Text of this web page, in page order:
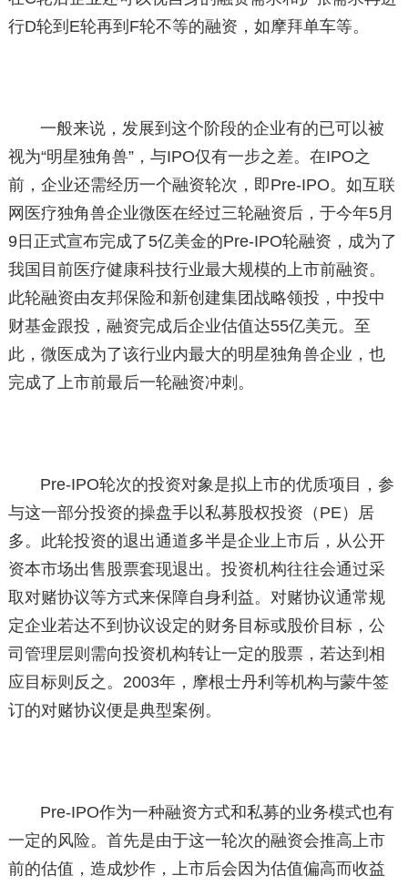
行D轮到E轮再到F轮不等的融资，如摩拜单车等。
一般来说，发展到这个阶段的企业有的已可以被
视为“明星独角兽”，与IPO仅有一步之差。在IPO之
前，企业还需经历一个融资轮次，即Pre-IPO。如互联
网医疗独角兽企业微医在经过三轮融资后，于今年5月
9日正式宣布完成了5亿美金的Pre-IPO轮融资，成为了
我国目前医疗健康科技行业最大规模的上市前融资。
此轮融资由友邦保险和新创建集团战略领投，中投中
财基金跟投，融资完成后企业估值达55亿美元。至
此，微医成为了该行业内最大的明星独角兽企业，也
完成了上市前最后一轮融资冲刺。
Pre-IPO轮次的投资对象是拟上市的优质项目，参
与这一部分投资的操盘手以私募股权投资（PE）居
多。此轮投资的退出通道多半是企业上市后，从公开
资本市场出售股票套现退出。投资机构往往会通过采
取对赌协议等方式来保障自身利益。对赌协议通常规
定企业若达不到协议设定的财务目标或股价目标，公
司管理层则需向投资机构转让一定的股票，若达到相
应目标则反之。2003年，摩根士丹利等机构与蒙牛签
订的对赌协议便是典型案例。
Pre-IPO作为一种融资方式和私募的业务模式也有
一定的风险。首先是由于这一轮次的融资会推高上市
前的估值，造成炒作，上市后会因为估值偏高而收益